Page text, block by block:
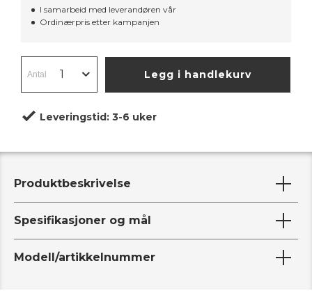
I samarbeid med leverandøren vår
Ordinærpris etter kampanjen
Legg i handlekurv
Leveringstid: 3-6 uker
Produktbeskrivelse
Spesifikasjoner og mål
Modell/artikkelnummer